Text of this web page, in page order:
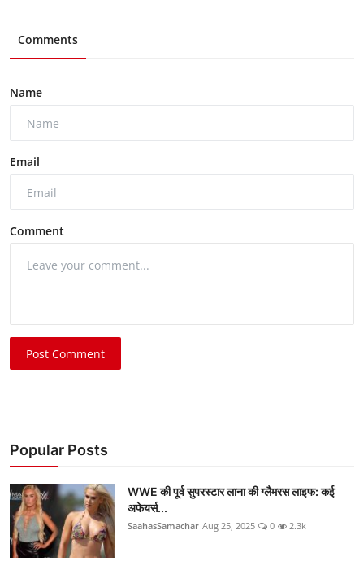
Comments
Name
Email
Comment
Post Comment
Popular Posts
WWE की पूर्व सुपरस्टार लाना की ग्लैमरस लाइफ: कई
अफेयर्स...
SaahasSamachar Aug 25, 2025 0 2.3k